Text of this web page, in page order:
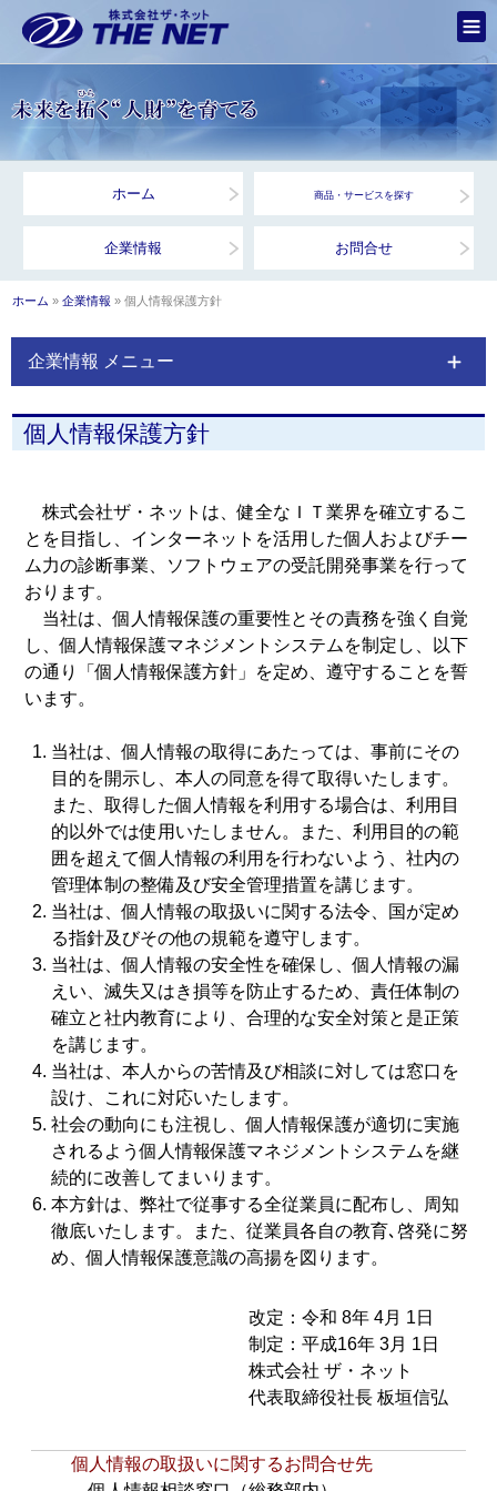
ホーム 商品・サービスを探す
企業情報 お問合せ
ホーム »企業情報 » 個人情報保護方針
企業情報 メニュー
個人情報保護方針
株式会社ザ・ネットは、健全なＩＴ業界を確立するこ
とを目指し、インターネットを活用した個人およびチー
ム力の診断事業、ソフトウェアの受託開発事業を行って
おります。
当社は、個人情報保護の重要性とその責務を強く自覚
し、個人情報保護マネジメントシステムを制定し、以下
の通り「個人情報保護方針」を定め、遵守することを誓
います。
当社は、個人情報の取得にあたっては、事前にその
目的を開示し、本人の同意を得て取得いたします。
また、取得した個人情報を利用する場合は、利用目
的以外では使用いたしません。また、利用目的の範
囲を超えて個人情報の利用を行わないよう、社内の
管理体制の整備及び安全管理措置を講じます。
当社は、個人情報の取扱いに関する法令、国が定め
る指針及びその他の規範を遵守します。
当社は、個人情報の安全性を確保し、個人情報の漏
えい、滅失又はき損等を防止するため、責任体制の
確立と社内教育により、合理的な安全対策と是正策
を講じます。
当社は、本人からの苦情及び相談に対しては窓口を
設け、これに対応いたします。
社会の動向にも注視し、個人情報保護が適切に実施
されるよう個人情報保護マネジメントシステムを継
続的に改善してまいります。
本方針は、弊社で従事する全従業員に配布し、周知
徹底いたします。また、従業員各自の教育､啓発に努
め、個人情報保護意識の高揚を図ります。
改定：令和 8年 4月 1日
制定：平成16年 3月 1日
株式会社 ザ・ネット
代表取締役社長 板垣信弘
個人情報の取扱いに関するお問合せ先